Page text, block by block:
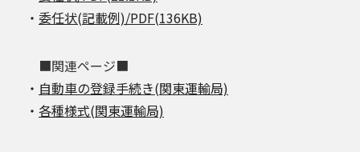
・ 委任状(記載例)/PDF(136KB)
■関連ページ■
・ 自動車の登録手続き(関東運輸局)
・ 各種様式(関東運輸局)